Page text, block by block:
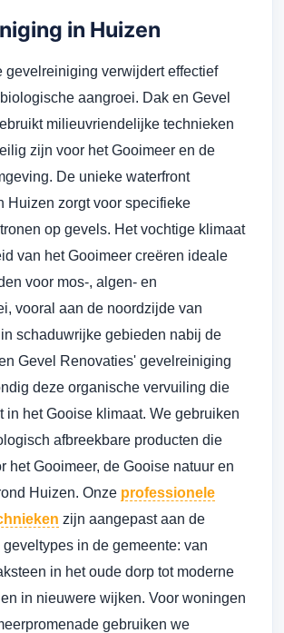
in Huizen
gevelreiniging verwijdert effectief
aangroei. Dak en Gevel
milieuvriendelijke technieken
zijn voor het Gooimeer en de
De unieke waterfront
Huizen zorgt voor specifieke
op gevels. Het vochtige klimaat
van het Gooimeer creëren ideale
voor mos-, algen- en
vooral aan de noordzijde van
schaduwrijke gebieden nabij de
Gevel Renovaties' gevelreiniging
deze organische vervuiling die
in het Gooise klimaat. We gebruiken
afbreekbare producten die
het Gooimeer, de Gooise natuur en
Huizen. Onze professionele
zijn aangepast aan de
in de gemeente: van
in het oude dorp tot moderne
in nieuwere wijken. Voor woningen
gebruiken we